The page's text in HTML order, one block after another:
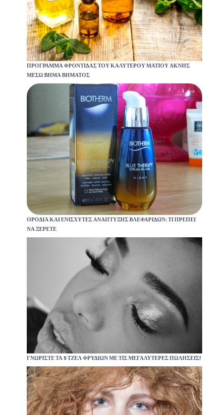
ΠΡΌΓΡΑΜΜΑ ΦΡΟΝΤΊΔΑΣ ΤΟΥ ΚΑΛΎΤΕΡΟΥ ΜΑΤΙΟΎ ΑΚΝΉΣ
ΜΈΣΩ ΒΉΜΑ ΒΉΜΑΤΟΣ
ΟΡΌΔΙΑ ΚΑΙ ΕΝΙΣΧΥΤΈΣ ΑΝΆΠΤΥΞΗΣ ΒΛΕΦΑΡΊΔΩΝ: ΤΙ ΠΡΈΠΕΙ
ΝΑ ΞΈΡΕΤΕ
ΓΝΩΡΊΣΤΕ ΤΑ 5 ΤΖΕΛ ΦΡΥΔΙΏΝ ΜΕ ΤΙΣ ΜΕΓΑΛΎΤΕΡΕΣ ΠΩΛΉΣΕΙΣ!